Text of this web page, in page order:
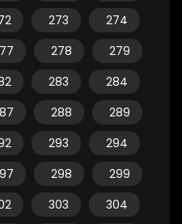
273
274
278
279
283
284
288
289
293
294
298
299
303
304